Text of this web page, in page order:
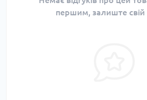
першим, залиште свій